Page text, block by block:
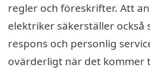
regler och föreskrifter. Att
elektriker säkerställer också
respons och personlig
ovärderligt när det kommer